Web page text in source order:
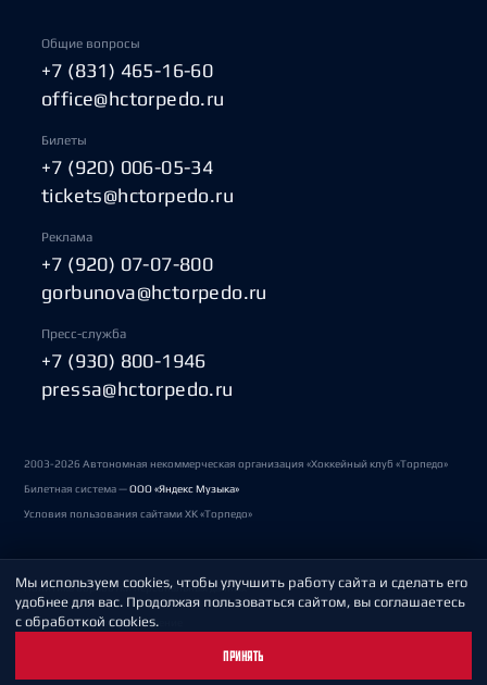
Общие вопросы
+7 (831) 465-16-60
office@hctorpedo.ru
Билеты
+7 (920) 006-05-34
tickets@hctorpedo.ru
Реклама
+7 (920) 07-07-800
gorbunova@hctorpedo.ru
Пресс-служба
+7 (930) 800-1946
pressa@hctorpedo.ru
2003-2026 Автономная некоммерческая организация «Хоккейный клуб «Торпедо»
Билетная система —ООО «Яндекс Музыка»
Условия пользования сайтами ХК «Торпедо»
Политика обработки персональных данных
Пользовательское соглашение
Мы используем cookies, чтобы улучшить работу сайта и сделать его
удобнее для вас. Продолжая пользоваться сайтом, вы соглашаетесь
с обработкой cookies.
ПРИНЯТЬ